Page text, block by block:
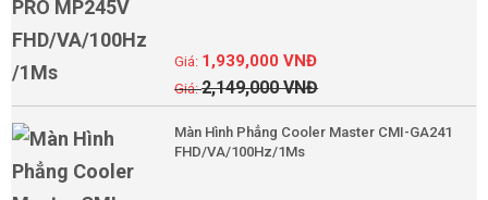
2,149,000VNĐ
1,939,000VNĐ
Màn Hình Phẳng Cooler Master CMI-GA241
FHD/VA/100Hz/1Ms